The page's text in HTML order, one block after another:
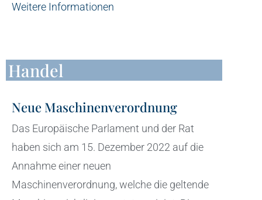
Weitere Informationen
Handel
Neue Maschinenverordnung
Das Europäische Parlament und der Rat
haben sich am 15. Dezember 2022 auf die
Annahme einer neuen
Maschinenverordnung, welche die geltende